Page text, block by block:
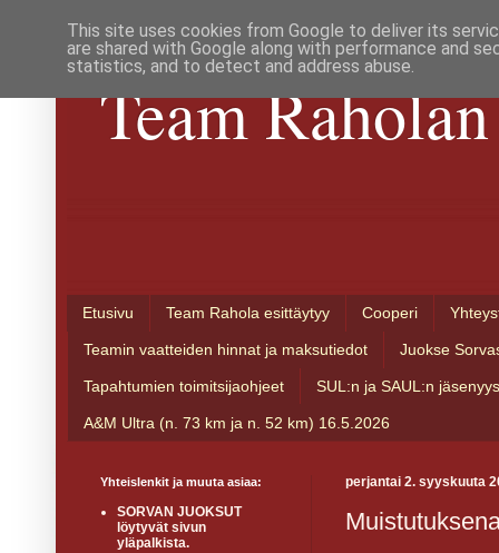
Team
Etusivu Team Rahola esittäytyy Cooperi
Teamin vaatteiden hinnat ja maksutiedot Juokse
Tapahtumien toimitsijaohjeet SUL:n ja SAUL:n jäsenyys
A&M Ultra (n. 73 km ja n. 52 km) 16.5.2026
perjantai 2. syyskuuta
Yhteislenkit ja muuta asiaa:
SORVAN JUOKSUT
löytyvät sivun
yläpalkista.
This site uses cookies from Google to deliver its
are shared with Google along with performance and
statistics, and to detect and address abuse.